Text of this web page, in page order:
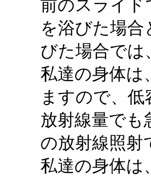
前のスライド
を浴びた場
びた場合では
私達の身体は
ますので、
放射線量でも
の放射線照射
私達の身体は